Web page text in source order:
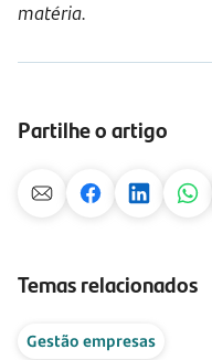
matéria.
Partilhe o artigo
Temas relacionados
Gestão empresas